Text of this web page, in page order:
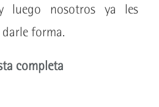
luego nosotros ya les
forma.
completa